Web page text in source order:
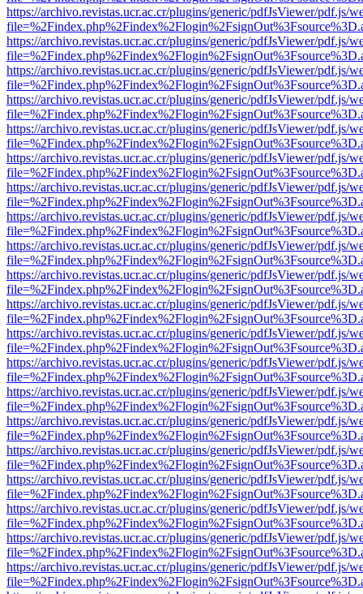
https://archivo.revistas.ucr.ac.cr/plugins/generic/pdfJsViewer/pdf.js/
https://archivo.revistas.ucr.ac.cr/plugins/generic/pdfJsViewer/pdf.js/
https://archivo.revistas.ucr.ac.cr/plugins/generic/pdfJsViewer/pdf.js/
https://archivo.revistas.ucr.ac.cr/plugins/generic/pdfJsViewer/pdf.js/
https://archivo.revistas.ucr.ac.cr/plugins/generic/pdfJsViewer/pdf.js/
https://archivo.revistas.ucr.ac.cr/plugins/generic/pdfJsViewer/pdf.js/
https://archivo.revistas.ucr.ac.cr/plugins/generic/pdfJsViewer/pdf.js/
https://archivo.revistas.ucr.ac.cr/plugins/generic/pdfJsViewer/pdf.js/
https://archivo.revistas.ucr.ac.cr/plugins/generic/pdfJsViewer/pdf.js/
https://archivo.revistas.ucr.ac.cr/plugins/generic/pdfJsViewer/pdf.js/
https://archivo.revistas.ucr.ac.cr/plugins/generic/pdfJsViewer/pdf.js/
https://archivo.revistas.ucr.ac.cr/plugins/generic/pdfJsViewer/pdf.js/
https://archivo.revistas.ucr.ac.cr/plugins/generic/pdfJsViewer/pdf.js/
https://archivo.revistas.ucr.ac.cr/plugins/generic/pdfJsViewer/pdf.js/
https://archivo.revistas.ucr.ac.cr/plugins/generic/pdfJsViewer/pdf.js/
https://archivo.revistas.ucr.ac.cr/plugins/generic/pdfJsViewer/pdf.js/
https://archivo.revistas.ucr.ac.cr/plugins/generic/pdfJsViewer/pdf.js/
https://archivo.revistas.ucr.ac.cr/plugins/generic/pdfJsViewer/pdf.js/
https://archivo.revistas.ucr.ac.cr/plugins/generic/pdfJsViewer/pdf.js/
https://archivo.revistas.ucr.ac.cr/plugins/generic/pdfJsViewer/pdf.js/